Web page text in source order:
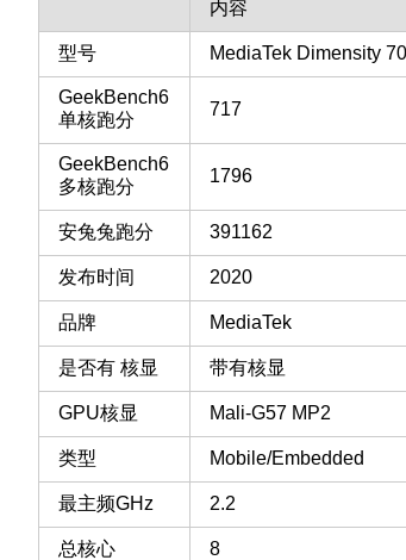
内容
型号 MediaTek Dimensity
GeekBench6
单核跑分
717
GeekBench6
多核跑分
1796
安兔兔跑分 391162
发布时间 2020
品牌 MediaTek
是否有 核显 带有核显
GPU核显 Mali-G57 MP2
类型 Mobile/Embedded
最主频GHz 2.2
总核心 8